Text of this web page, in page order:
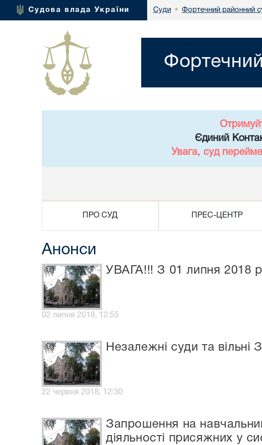
Судова влада України Суди • Фортечний районний
Єдиний
Увага, суд
ПРО СУД ПРЕС-ЦЕНТР
Анонси
УВАГА!!! З 01 липня 2018
02 липня 2018, 12:55
Незалежні суди та
22 червня 2018, 12:30
Запрошення на
діяльності присяжних у